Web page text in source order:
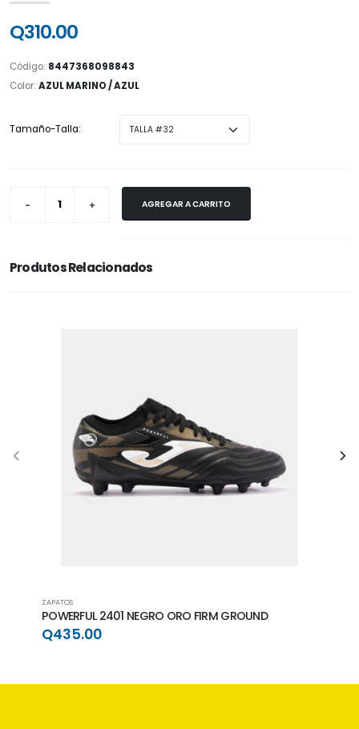
Q310.00
Código: 8447368098843
Color: AZUL MARINO / AZUL
Tamaño-Talla:
AGREGAR A CARRITO
Produtos Relacionados
ZAPATOS
POWERFUL 2401 NEGRO ORO FIRM GROUND
Q435.00